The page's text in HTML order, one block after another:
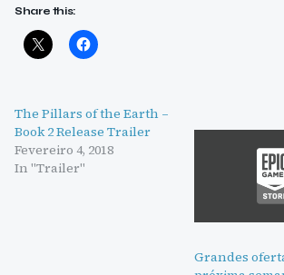
Share this:
The Pillars of the Earth –
Book 2 Release Trailer
Fevereiro 4, 2018
In "Trailer"
Grandes